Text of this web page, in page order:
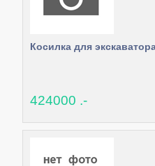
Косилка для
424000 .-